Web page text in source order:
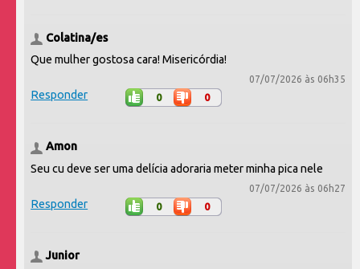
Colatina/es
Que mulher gostosa cara! Misericórdia!
07/07/2026 às 06h35
Responder 0 0
Amon
Seu cu deve ser uma delícia adoraria meter minha pica nele
07/07/2026 às 06h27
Responder 0 0
Junior